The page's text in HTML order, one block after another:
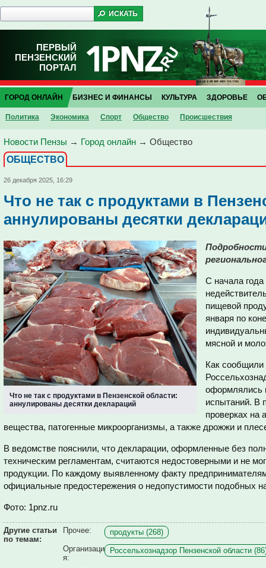
ПЕРВЫЙ
ПЕНЗЕНСКИЙ
ПОРТАЛ
ГОРОД ОНЛАЙН
Политика Экономика Спорт Общество Проиcшествия
БИЗНЕС И ФИНАНСЫ КУЛЬТУРА ЗДОРОВЬЕ
Новости Пензы → Город онлайн → Общество
ОБЩЕСТВО
26 декабря 2025, 16:29
Что не так с продуктами в
аннулированы десятки
Что не так с продуктами в Пензенской области:
аннулированы десятки деклараций
С начала года
пищевой
января по
мясной и
Как сообщили
оформлялись
испытаний. В
проверках на
вещества, патогенные микроорганизмы, а также дрожжи и
В ведомстве пояснили, что декларации, оформленные без
техническим регламентам, считаются недостоверными и не
продукции. По каждому выявленному факту
официальные предостережения о недопустимости подобных
Фото: 1pnz.ru
Другие статьи
по темам:
Прочее:
продукты (268)
Организаци
я:
Россельхознадзор Пензенской области